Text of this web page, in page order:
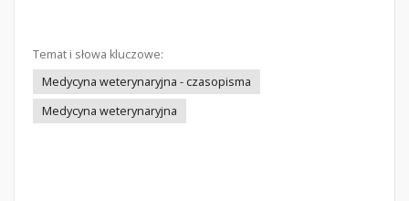
Temat i słowa kluczowe:
Medycyna weterynaryjna - czasopisma
Medycyna weterynaryjna